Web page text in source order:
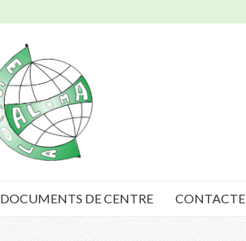
DOCUMENTS DE CENTRE CONTACTE